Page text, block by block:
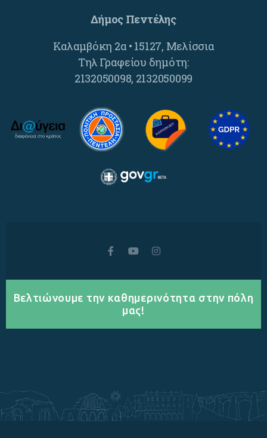
Δήμος Πεντέλης
Καλαμβόκη 2α • 15127, Μελίσσια
Τηλ Γραφείου δημότη:
2132050098, 2132050099
Βελτιώνουμε την καθημερινότητα στην πόλη
μας!